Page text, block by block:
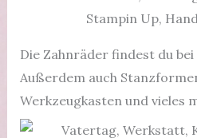
Die Zahnräder findest du
Außerdem auch
Werkzeugkasten und vieles